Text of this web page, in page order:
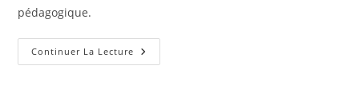
pédagogique.
Continuer La Lecture Des
Tampons